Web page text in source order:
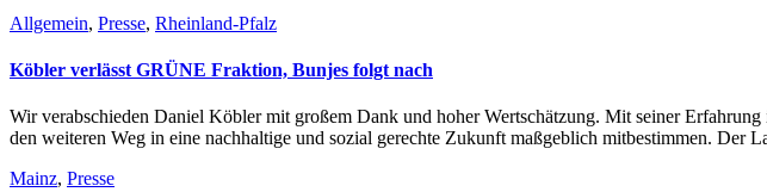
Allgemein, Presse, Rheinland-Pfalz
Köbler verlässt GRÜNE Fraktion, Bunjes folgt nach
Wir verabschieden Daniel Köbler mit großem Dank und hoher Wertschätzung. Mit seiner
den weiteren Weg in eine nachhaltige und sozial gerechte Zukunft maßgeblich mitbestimmen. Der
Mainz, Presse